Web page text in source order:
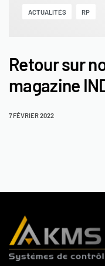
ACTUALITÉS RP
Retour sur
magazine
7 FÉVRIER 2022